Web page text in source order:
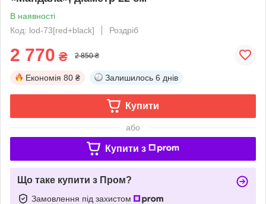
В наявності
Код: lod-73[red+black]
Роздріб
2 770 ₴ 2 850 ₴
Економія 80 ₴ Залишилось 6 днів
Купити
або
Купити з
Що таке купити з Пром?
Замовлення під захистом